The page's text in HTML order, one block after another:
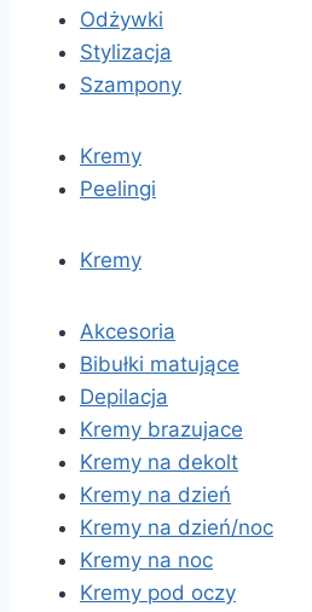
Odżywki
Stylizacja
Szampony
Kremy
Peelingi
Kremy
Akcesoria
Bibułki matujące
Depilacja
Kremy brazujace
Kremy na dekolt
Kremy na dzień
Kremy na dzień/noc
Kremy na noc
Kremy pod oczy